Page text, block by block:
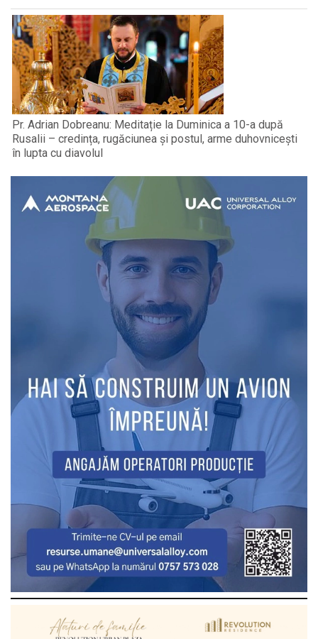
Pr. Adrian Dobreanu: Meditație la Duminica a 10-a după
Rusalii – credința, rugăciunea și postul, arme duhovnicești
în lupta cu diavolul